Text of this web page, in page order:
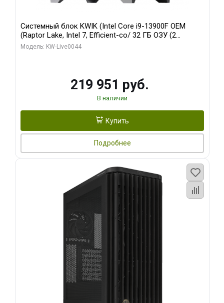
Системный блок KWIK (Intel Core i9-13900F OEM
(Raptor Lake, Intel 7, Efficient-co/ 32 ГБ ОЗУ (2
модуля)/ Gigabyte RTX5070Ti AERO OC 16GB GDDR7
Модель: KW-Live0044
219 951 руб.
В наличии
Купить
Подробнее